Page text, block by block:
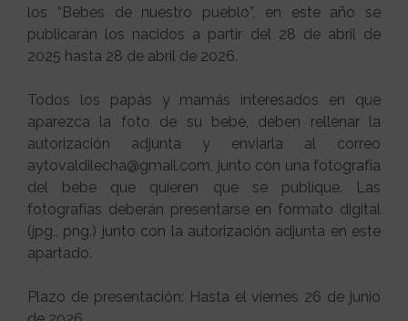
los “Bebes de nuestro pueblo”, en este año se
publicarán los nacidos a partir del 28 de abril de
2025 hasta 28 de abril de 2026.
Todos los papás y mamás interesados en que
aparezca la foto de su bebé, deben rellenar la
autorización adjunta y enviarla al correo
aytovaldilecha@gmail.com, junto con una fotografía
del bebe que quieren que se publique. Las
fotografías deberán presentarse en formato digital
(jpg., png.) junto con la autorización adjunta en este
apartado.
Plazo de presentación: Hasta el viernes 26 de junio